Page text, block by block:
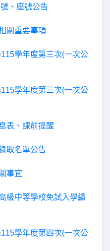
、座號公告
關重要事項
學年度第三次(一次公
學年度第三次(一次公
表、課前提醒
取名單公告
事宜
級中等學校免試入學續
學年度第四次(一次公